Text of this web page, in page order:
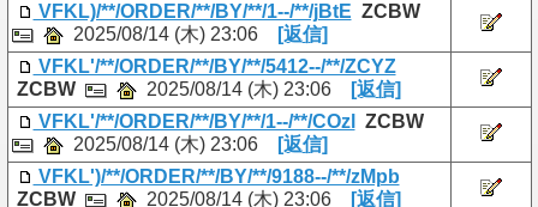
VFKL)/**/ORDER/**/BY/**/1--/**/jBtE ZCBW
2025/08/14 (木) 23:06
[返信]
VFKL'/**/ORDER/**/BY/**/5412--/**/ZCYZ
ZCBW
2025/08/14 (木) 23:06
[返信]
VFKL'/**/ORDER/**/BY/**/1--/**/COzl
ZCBW
2025/08/14 (木) 23:06
[返信]
VFKL')/**/ORDER/**/BY/**/9188--/**/zMpb
ZCBW
2025/08/14 (木) 23:06
[返信]